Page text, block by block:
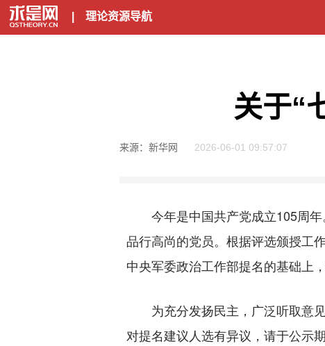
理论资源导航
关于“
来源：新华网 2026-06-01 09:57:07
今年是中国共产党成立105周年
品行高尚的党员。根据评选颁授工
中央军委政治工作部提名的基础上
为充分发扬民主，广泛听取意见
对提名建议人选有异议，请于公示